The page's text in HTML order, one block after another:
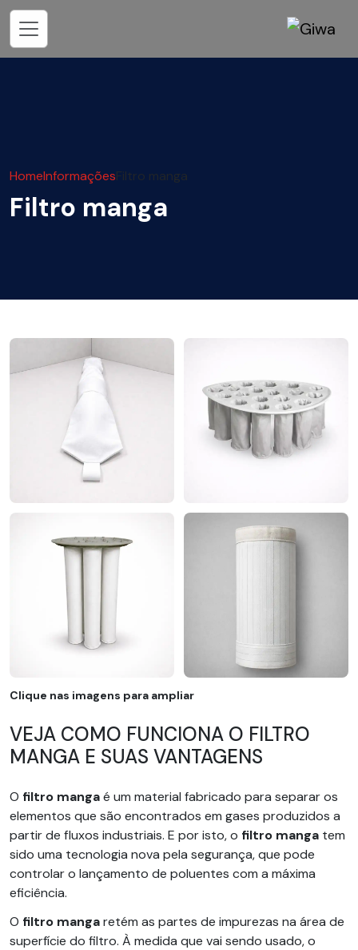
HomeInformaçõesFiltro manga
Filtro manga
Clique nas imagens para ampliar
VEJA COMO FUNCIONA O FILTRO
MANGA E SUAS VANTAGENS
O filtro mangaé um material fabricado para separar os
elementos que são encontrados em gases produzidos a
partir de fluxos industriais. E por isto, o filtro manga tem
sido uma tecnologia nova pela segurança, que pode
controlar o lançamento de poluentes com a máxima
eficiência.
O filtro mangaretém as partes de impurezas na área de
superfície do filtro. À medida que vai sendo usado, o